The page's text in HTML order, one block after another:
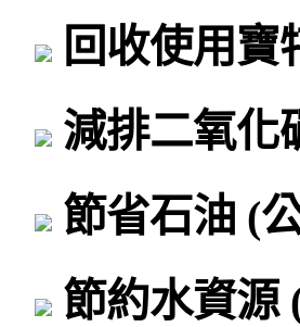
回收使用寶
減排二氧化
節省石油 (
節約水資源